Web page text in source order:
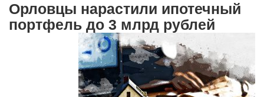
Орловцы нарастили ипотечный
портфель до 3 млрд рублей